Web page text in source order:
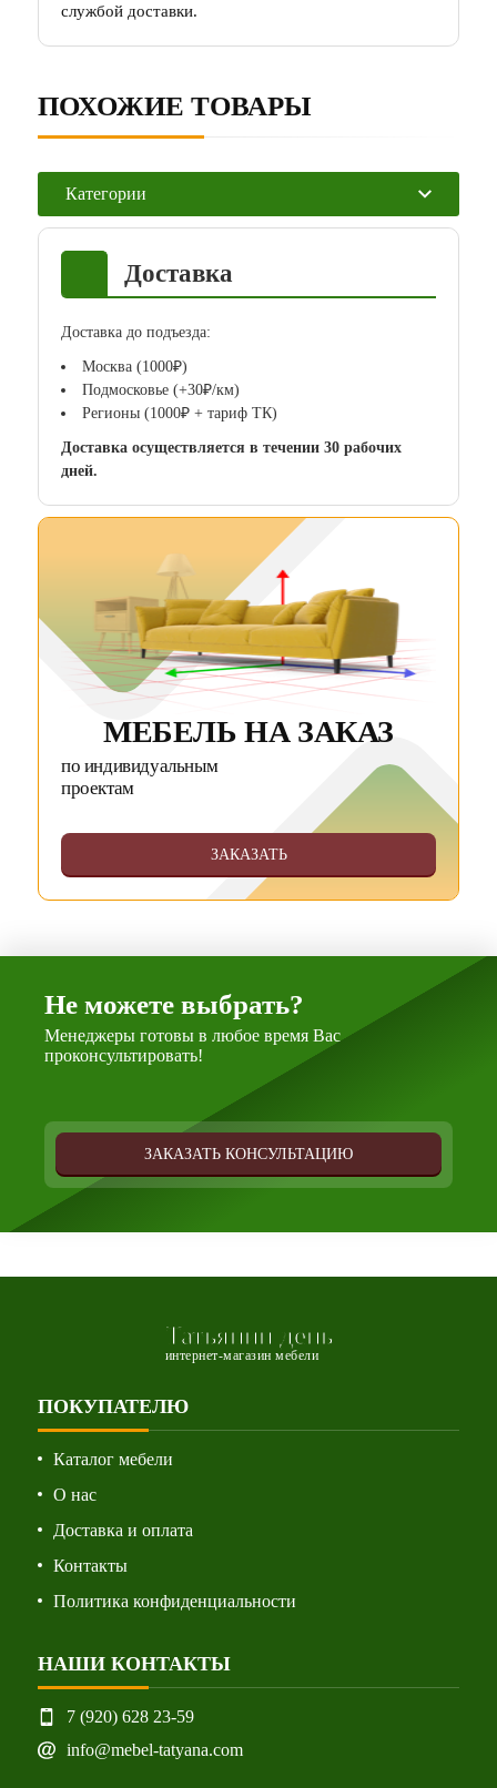
Категории
Доставка
Доставка до подъезда:
Москва (1000₽)
Подмосковье (+30₽/км)
Регионы (1000₽ + тариф ТК)
Доставка осуществляется в течении 30 рабочих
дней.
МЕБЕЛЬ НА ЗАКАЗ
по индивидуальным
проектам
ЗАКАЗАТЬ
службой доставки.
ПОХОЖИЕ ТОВАРЫ
Не можете выбрать?
Менеджеры готовы в любое время Вас
проконсультировать!
ЗАКАЗАТЬ КОНСУЛЬТАЦИЮ
Татьянин день
интернет-магазин мебели
ПОКУПАТЕЛЮ
Каталог мебели
О нас
Доставка и оплата
Контакты
Политика конфиденциальности
НАШИ КОНТАКТЫ
7 (920) 628 23-59
info@mebel-tatyana.com